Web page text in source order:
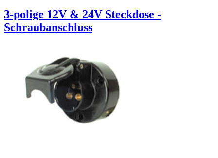
3-polige 12V & 24V Steckdose -
Schraubanschluss